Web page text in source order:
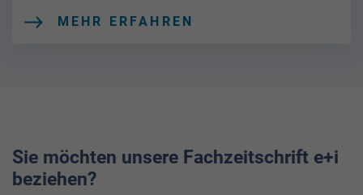
MEHR ERFAHREN
Sie möchten unsere Fachzeitschrift e+i
beziehen?